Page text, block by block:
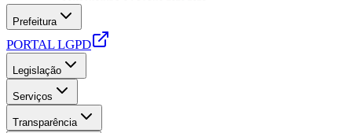
Prefeitura
PORTAL LGPD
Legislação
Serviços
Transparência